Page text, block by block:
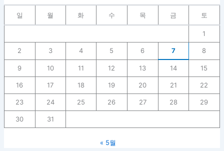
일 월 화 수 목 금 토
1
2 3 4 5 6 7 8
9 10 11 12 13 14 15
16 17 18 19 20 21 22
23 24 25 26 27 28 29
30 31
« 5월